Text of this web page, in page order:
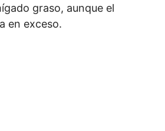
graso, aunque el
en exceso.